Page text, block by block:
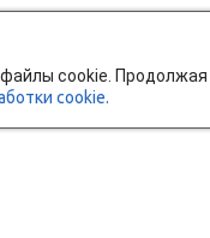
cookie. Продолжая
cookie.